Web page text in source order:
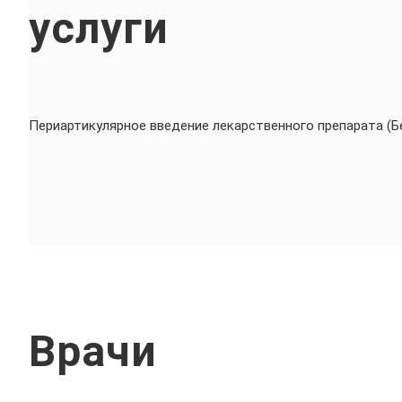
услуги
Периартикулярное введение лекарственного препарата
Врачи